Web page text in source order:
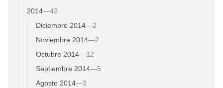
2014—42
Diciembre 2014—2
Noviembre 2014—2
Octubre 2014—12
Septiembre 2014—5
Agosto 2014—3